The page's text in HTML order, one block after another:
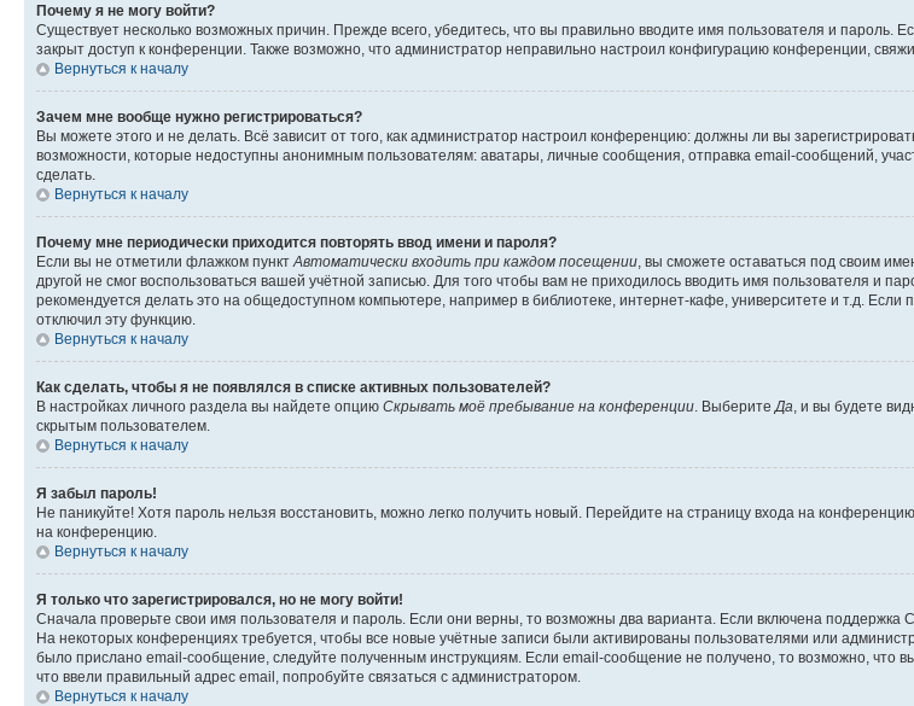
Почему я не могу войти?
Существует несколько возможных причин. Прежде всего, убедитесь, что вы правильно вводите имя пользователя и
закрыт доступ к конференции. Также возможно, что администратор неправильно настроил конфигурацию конференции,
Вернуться к началу
Зачем мне вообще нужно регистрироваться?
Вы можете этого и не делать. Всё зависит от того, как администратор настроил конференцию: должны ли вы
возможности, которые недоступны анонимным пользователям: аватары, личные сообщения, отправка email-сообщений,
сделать.
Вернуться к началу
Почему мне периодически приходится повторять ввод имени и пароля?
Если вы не отметили флажком пункт Автоматически входить при каждом посещении , вы сможете оставаться под своим
другой не смог воспользоваться вашей учётной записью. Для того чтобы вам не приходилось вводить имя пользователя и
рекомендуется делать это на общедоступном компьютере, например в библиотеке, интернет-кафе, университете и т.д. Если
отключил эту функцию.
Вернуться к началу
Как сделать, чтобы я не появлялся в списке активных пользователей?
В настройках личного раздела вы найдете опцию Скрывать моё пребывание на конференции . Выберите Да , и вы будете
скрытым пользователем.
Вернуться к началу
Я забыл пароль!
Не паникуйте! Хотя пароль нельзя восстановить, можно легко получить новый. Перейдите на страницу входа на
на конференцию.
Вернуться к началу
Я только что зарегистрировался, но не могу войти!
Сначала проверьте свои имя пользователя и пароль. Если они верны, то возможны два варианта. Если включена поддержка
На некоторых конференциях требуется, чтобы все новые учётные записи были активированы пользователями или
было прислано email-сообщение, следуйте полученным инструкциям. Если email-сообщение не получено, то возможно, что
что ввели правильный адрес email, попробуйте связаться с администратором.
Вернуться к началу